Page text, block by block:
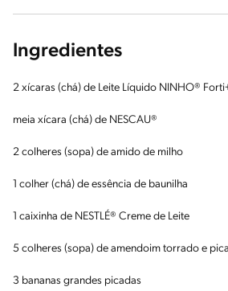
Ingredientes
2 xícaras (chá) de Leite Líquido NINHO®
meia xícara (chá) de NESCAU®
2 colheres (sopa) de amido de milho
1 colher (chá) de essência de baunilha
1 caixinha de NESTLÉ® Creme de Leite
5 colheres (sopa) de amendoim torrado e
3 bananas grandes picadas